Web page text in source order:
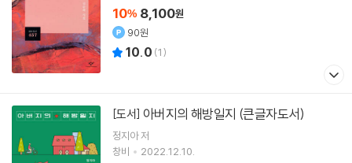
10% 8,100원
90원
10.0 (1)
[도서] 아버지의 해방일지 (큰글자도서)
정지아저
창비
2022.12.10.